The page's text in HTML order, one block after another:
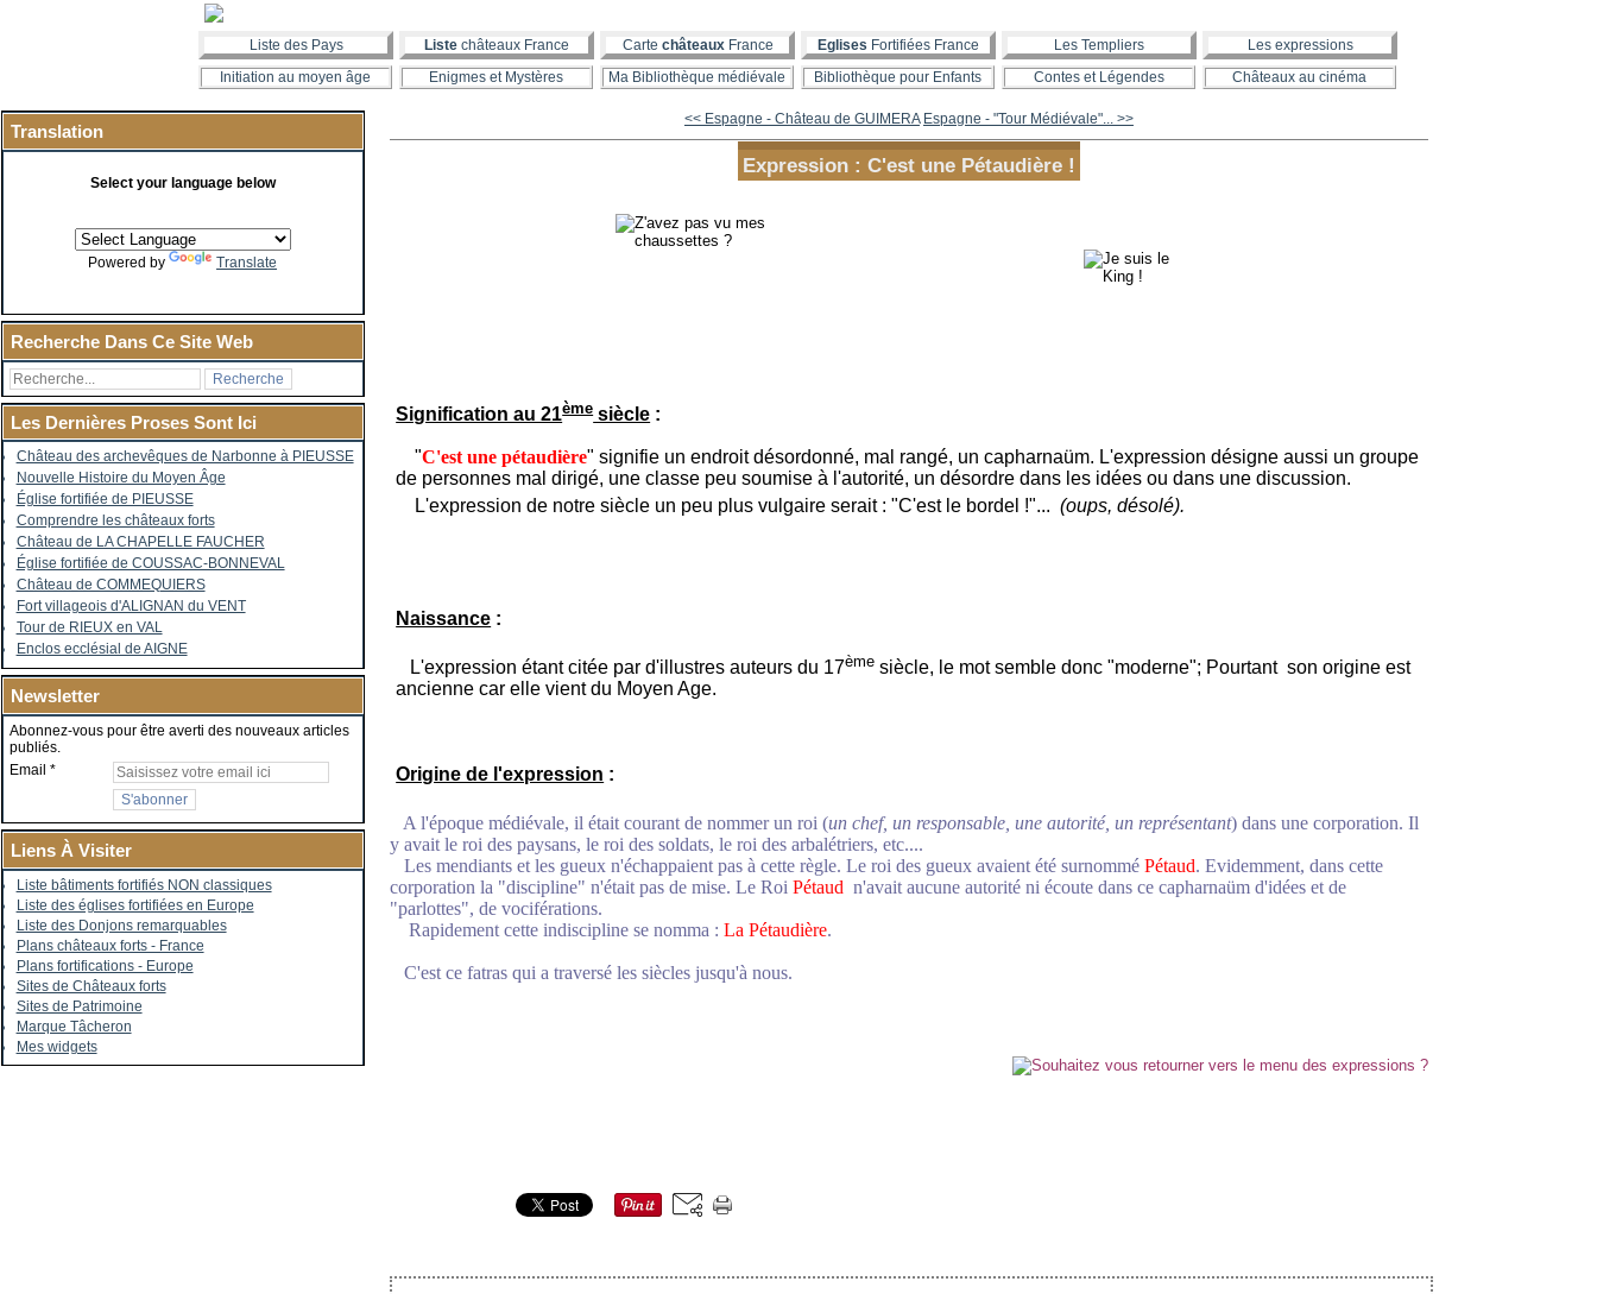
Liste des Pays Liste châteaux France Carte châteauxFrance Eglises Fortifiées France Les Templiers
Les expressions
Initiation au moyen âge
Enigmes et Mystères Ma Bibliothèque médiévale Bibliothèque pour Enfants Contes et Légendes Châteaux au cinéma
Translation
Select your language below
Powered by Translate
Recherche Dans Ce Site Web
Les Dernières Proses Sont Ici
Château des archevêques de Narbonne à PIEUSSE
Nouvelle Histoire du Moyen Âge
Église fortifiée de PIEUSSE
Comprendre les châteaux forts
Château de LA CHAPELLE FAUCHER
Église fortifiée de COUSSAC-BONNEVAL
Château de COMMEQUIERS
Fort villageois d'ALIGNAN du VENT
Tour de RIEUX en VAL
Enclos ecclésial de AIGNE
Newsletter
Abonnez-vous pour être averti des nouveaux articles
publiés.
Email
Liens À Visiter
Liste bâtiments fortifiés NON classiques
Liste des églises fortifiées en Europe
Liste des Donjons remarquables
Plans châteaux forts - France
Plans fortifications - Europe
Sites de Châteaux forts
Sites de Patrimoine
Marque Tâcheron
Mes widgets
<< Espagne - Château de GUIMERA Espagne - "Tour Médiévale"... >>
Expression : C'est une Pétaudière !
Signification au 21èmesiècle :
"C'est une pétaudière" signifie un endroit désordonné, mal rangé, un capharnaüm. L'expression désigne aussi un groupe
de personnes mal dirigé, une classe peu soumise à l'autorité, un désordre dans les idées ou dans une discussion.
L'expression de notre siècle un peu plus vulgaire serait : "C'est le bordel !"...(oups, désolé).
Naissance :
L'expression étant citée par d'illustres auteurs du 17ème siècle, le mot semble donc "moderne"; Pourtant son origine est
ancienne car elle vient du Moyen Age.
Origine de l'expression :
A l'époque médiévale, il était courant de nommer un roi (un chef, un responsable, une autorité, un représentant) dans une corporation. Il
y avait le roi des paysans, le roi des soldats, le roi des arbalétriers, etc....
Les mendiants et les gueux n'échappaient pas à cette règle. Le roi des gueux avaient été surnomméPétaud. Evidemment, dans cette
corporation la "discipline" n'était pas de mise. Le Roi Pétaud n'avait aucune autorité ni écoute dans ce capharnaüm d'idées et de
"parlottes", de vociférations.
Rapidement cette indiscipline se nomma : La Pétaudière.
C'est ce fatras qui a traversé les siècles jusqu'à nous.